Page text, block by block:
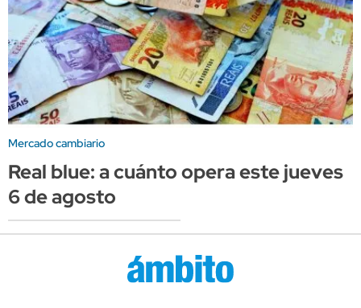
Mercado cambiario
Real blue: a cuánto opera este jueves
6 de agosto